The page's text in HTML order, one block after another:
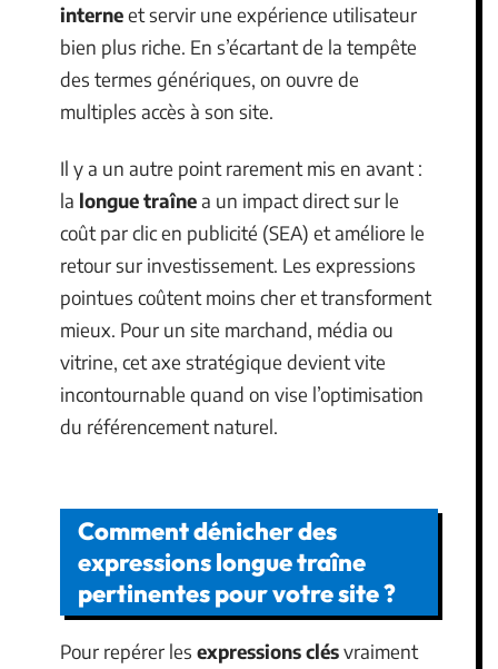
interneet servir une expérience utilisateur
bien plus riche. En s’écartant de la tempête
des termes génériques, on ouvre de
multiples accès à son site.
Il y a un autre point rarement mis en avant :
la longue traînea un impact direct sur le
coût par clic en publicité (SEA) et améliore le
retour sur investissement. Les expressions
pointues coûtent moins cher et transforment
mieux. Pour un site marchand, média ou
vitrine, cet axe stratégique devient vite
incontournable quand on vise l’optimisation
du référencement naturel.
Comment dénicher des
expressions longue traîne
pertinentes pour votre site ?
Pour repérer les expressions clésvraiment